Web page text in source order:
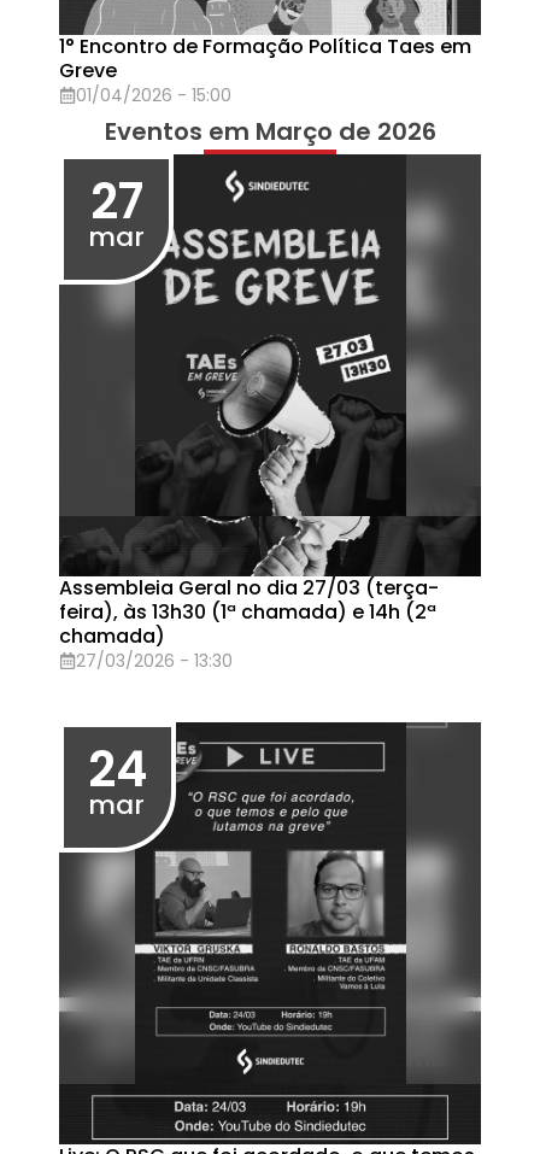
Assembleia Geral no dia 06/03(sexta-
feira), às 13h30 (1ª chamada) e 14h (2ª
06/03/2026 - 13:30
Eventos em Fevereiro de 2026
27
fev
Assembleia Geral no dia 27/02 (sexta-
feira), às 13h30 (1ª chamada) e 14h (2ª
chamada)
27/02/2026 - 13:30
20